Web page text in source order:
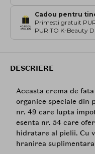
Cadou pentru
Primesti gratuit
PURITO K-Beauty
DESCRIERE
Aceasta crema de
organice speciale din
nr. 49 care lupta
esenta nr. 54 care
hidratare al pielii. Cu
hranirea